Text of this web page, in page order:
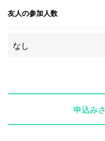
友人の参加人数
申込み